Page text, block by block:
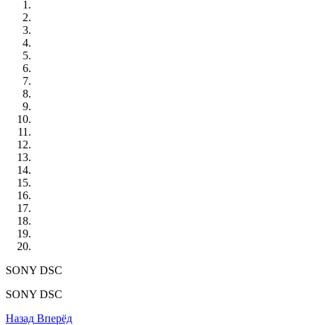
SONY DSC
SONY DSC
Назад Вперёд